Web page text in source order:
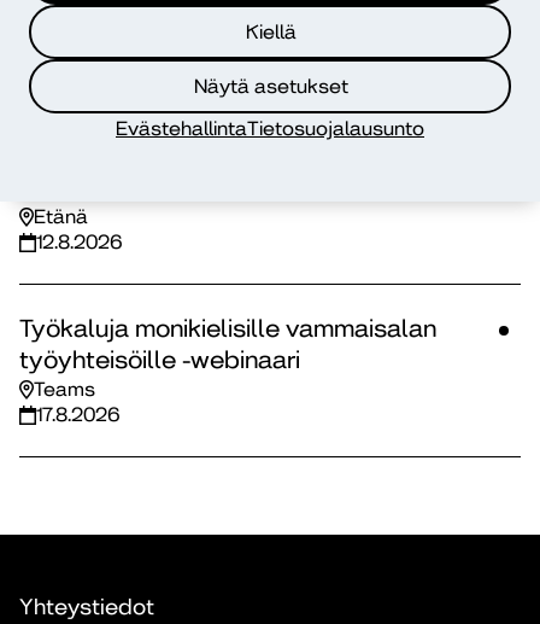
Kiellä
Näytä asetukset
EvästehallintaTietosuojalausunto
Viitottu ja kuvitettu viikonloppu 8.–9.8.
Muumimaailmassa
Muumimaailma, Naantali
8.8.2026 – 9.8.2026
Etänä
12.8.2026
Työkaluja monikielisille vammaisalan
työyhteisöille -webinaari
Teams
17.8.2026
Yhteystiedot